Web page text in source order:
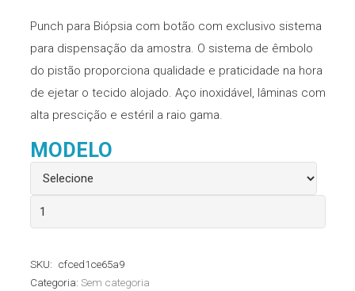
Punch para Biópsia com botão com exclusivo sistema
para dispensação da amostra. O sistema de êmbolo
do pistão proporciona qualidade e praticidade na hora
de ejetar o tecido alojado. Aço inoxidável, lâminas com
alta prescição e estéril a raio gama.
MODELO
Punch
Biópsia
Botão
SKU: cfced1ce65a9
Categoria: Sem categoria